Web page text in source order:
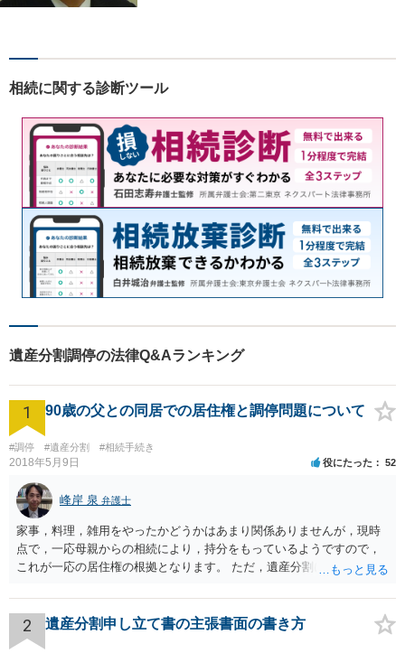
ど、幅広く対応可能。【明確
いに対応させて頂きます。ご
連絡ください。
相続に関する診断ツール
遺産分割調停の法律Q&Aランキング
1 90歳の父との同居での居住権と調停問題について
#調停 #遺産分割 #相続手続き
2018年5月9日 役にたった 52
峰岸 泉 弁護士
家事，料理，雑用をやったかどうかはあまり関係ありませんが，現時
点で，一応母親からの相続により，持分をもっているようですので，
これが一応の居住権の根拠となります。 ただ，遺産分割により，母の
2 遺産分割申し立て書の主張書面の書き方